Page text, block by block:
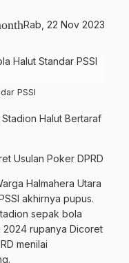
Rab, 22 Nov 2023
PSSI
Halut Bertaraf
Usulan Poker DPRD
Halmahera Utara
akhirnya pupus.
sepak bola
2024 rupanya Dicoret
menilai